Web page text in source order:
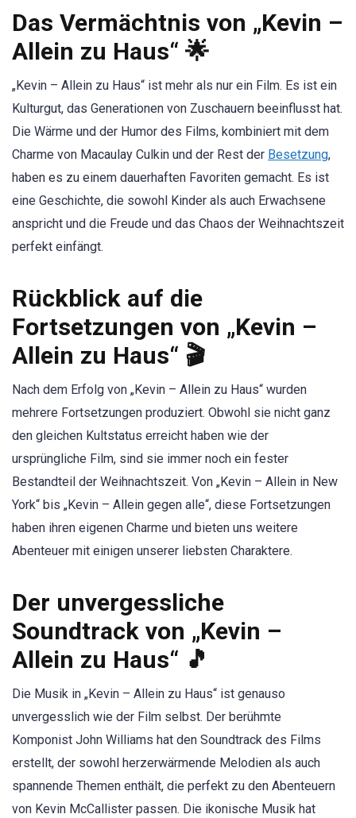
Das Vermächtnis von „Kevin –
Allein zu Haus“ 🌟
„Kevin – Allein zu Haus“ ist mehr als nur ein Film. Es ist ein
Kulturgut, das Generationen von Zuschauern beeinflusst hat.
Die Wärme und der Humor des Films, kombiniert mit dem
Charme von Macaulay Culkin und der Rest der Besetzung,
haben es zu einem dauerhaften Favoriten gemacht. Es ist
eine Geschichte, die sowohl Kinder als auch Erwachsene
anspricht und die Freude und das Chaos der Weihnachtszeit
perfekt einfängt.
Rückblick auf die
Fortsetzungen von „Kevin –
Allein zu Haus“ 🎬
Nach dem Erfolg von „Kevin – Allein zu Haus“ wurden
mehrere Fortsetzungen produziert. Obwohl sie nicht ganz
den gleichen Kultstatus erreicht haben wie der
ursprüngliche Film, sind sie immer noch ein fester
Bestandteil der Weihnachtszeit. Von „Kevin – Allein in New
York“ bis „Kevin – Allein gegen alle“, diese Fortsetzungen
haben ihren eigenen Charme und bieten uns weitere
Abenteuer mit einigen unserer liebsten Charaktere.
Der unvergessliche
Soundtrack von „Kevin –
Allein zu Haus“ 🎵
Die Musik in „Kevin – Allein zu Haus“ ist genauso
unvergesslich wie der Film selbst. Der berühmte
Komponist John Williams hat den Soundtrack des Films
erstellt, der sowohl herzerwärmende Melodien als auch
spannende Themen enthält, die perfekt zu den Abenteuern
von Kevin McCallister passen. Die ikonische Musik hat